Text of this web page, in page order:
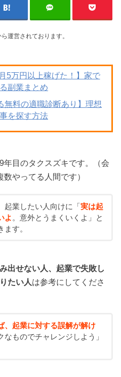
運営されております。
5万円以上稼げた！】家で
副業まとめ
無料の適職診断あり】理想
を探す方法
年目のタクスズキです。（会
やってる人間です）
起業したい人向けに「実は起
よ 。意外とうまくいくよ」と
ます。
出せない人、起業で失敗し
たい人は参考にしてくださ
、起業に対する誤解が解け
なものでチャレンジしよう」